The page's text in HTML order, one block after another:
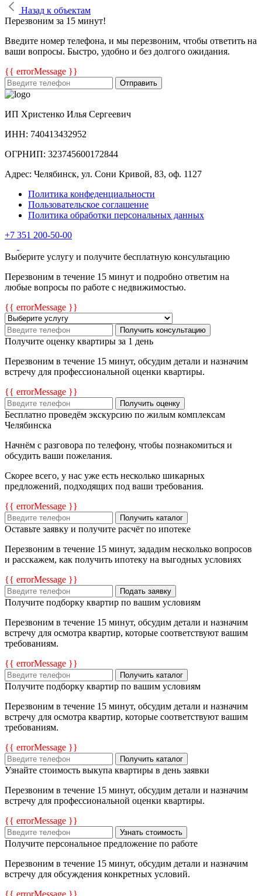
Назад к объектам
Перезвоним за 15 минут!
Введите номер телефона, и мы перезвоним, чтобы ответить на
ваши вопросы. Быстро, удобно и без долгого ожидания.
{{ errorMessage }}
Отправить
ИП Христенко Илья Сергеевич
ИНН: 740413432952
ОГРНИП: 323745600172844
Адрес: Челябинск, ул. Сони Кривой, 83, оф. 1127
Политика конфеденциальности
Пользовательское соглашение
Политика обработки персональных данных
+7 351 200-50-00
Выберите услугу и получите бесплатную консультацию
Перезвоним в течение 15 минут и подробно ответим на
любые вопросы по работе с недвижимостью.
{{ errorMessage }}
Получить консультацию
Получите оценку квартиры за 1 день
Перезвоним в течение 15 минут, обсудим детали и назначим
встречу для профессиональной оценки квартиры.
{{ errorMessage }}
Получить оценку
Бесплатно проведём экскурсию по жилым комплексам
Челябинска
Начнём с разговора по телефону, чтобы познакомиться и
обсудить ваши пожелания.
Скорее всего, у нас уже есть несколько шикарных
предложений, подходящих под ваши требования.
{{ errorMessage }}
Получить каталог
Оставьте заявку и получите расчёт по ипотеке
Перезвоним в течение 15 минут, зададим несколько вопросов
и расскажем, как получить ипотеку на выгодных условиях
{{ errorMessage }}
Подать заявку
Получите подборку квартир по вашим условиям
Перезвоним в течение 15 минут, обсудим детали и назначим
встречу для осмотра квартир, которые соответствуют вашим
требованиям.
{{ errorMessage }}
Получить каталог
Получите подборку квартир по вашим условиям
Перезвоним в течение 15 минут, обсудим детали и назначим
встречу для осмотра квартир, которые соответствуют вашим
требованиям.
{{ errorMessage }}
Получить каталог
Узнайте стоимость выкупа квартиры в день заявки
Перезвоним в течение 15 минут, обсудим детали и назначим
встречу для профессиональной оценки квартиры.
{{ errorMessage }}
Узнать стоимость
Получите персональное предложение по работе
Перезвоним в течение 15 минут, обсудим детали и назначим
встречу для обсуждения конкретных условий.